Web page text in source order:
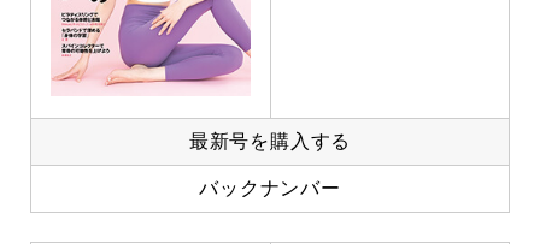
最新号を購入する
バックナンバー